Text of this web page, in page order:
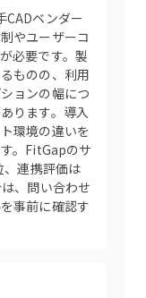
ベンダー
やユーザーコ
必要です。製
ものの、利用
ョンの幅につ
ります。導入
環境の違いを
。FitGapのサ
連携評価は
、問い合わせ
事前に確認す